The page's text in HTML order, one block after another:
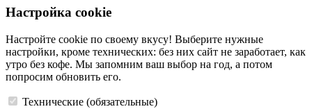
Настройка cookie
Настройте cookie по своему вкусу! Выберите нужные
настройки, кроме технических: без них сайт не заработает, как
утро без кофе. Мы запомним ваш выбор на год, а потом
попросим обновить его.
Технические (обязательные)